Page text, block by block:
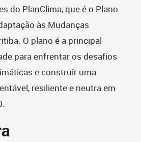
do PlanClima, que é o Plano
às Mudanças
O plano é a principal
para enfrentar os desafios
e construir uma
resiliente e neutra em